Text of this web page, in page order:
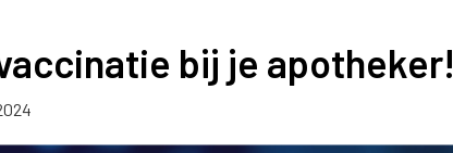
bij je apotheker!